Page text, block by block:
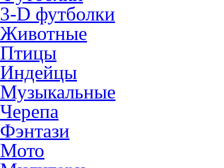
3-D футболки
Животные
Птицы
Индейцы
Музыкальные
Черепа
Фэнтази
Мото